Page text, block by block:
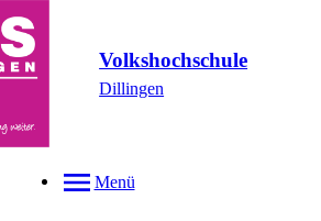
Volkshochschule
Dillingen
Menü